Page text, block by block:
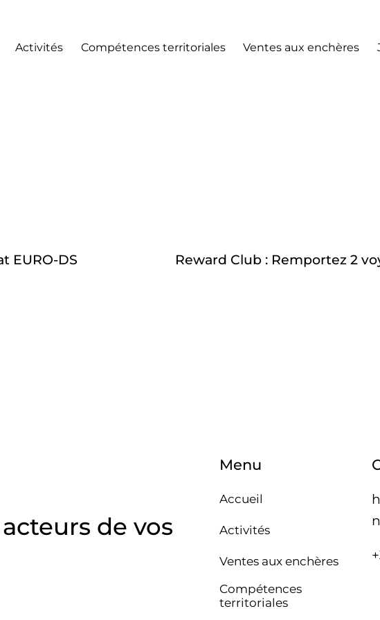
Activités Compétences territoriales Ventes aux enchères
EURO-DS
Reward Club : Remportez 2
de vos
Menu
Accueil
Activités
Ventes aux enchères
Compétences
territoriales